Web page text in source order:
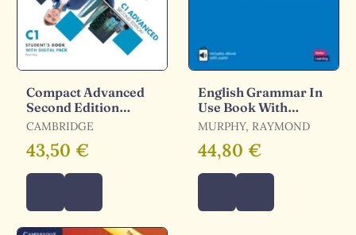
Compact Advanced
Second Edition
Student's Book With
Pack
CAMBRIDGE
43,50 €
English Grammar In
Use Book With
Answers And
Interactive Ebook
MURPHY, RAYMOND
44,80 €